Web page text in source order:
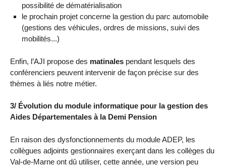
possibilité de dématérialisation
le prochain projet concerne la gestion du parc automobile
(gestions des véhicules, ordres de missions, suivi des
mobilités...)
Enfin, l’AJI propose des matinales pendant lesquels des
conférenciers peuvent intervenir de façon précise sur des
thèmes à liés notre métier.
3/ Évolution du module informatique pour la gestion des
Aides Départementales à la Demi Pension
En raison des dysfonctionnements du module ADEP, les
collègues adjoints gestionnaires exerçant dans les collèges du
Val-de-Marne ont dû utiliser, cette année, une version peu